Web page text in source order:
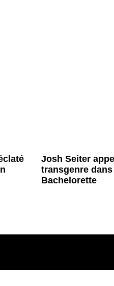
Josh Seiter
transgenre dans
Bachelorette